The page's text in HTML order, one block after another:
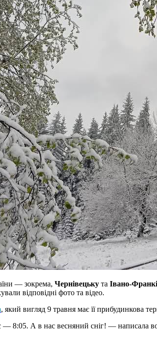
— зокрема, Чернівецьку та Івано-
відповідні фото та відео.
, який вигляд 9 травня має її прибудинкова
— 8:05. А в нас весняний сніг! — написала